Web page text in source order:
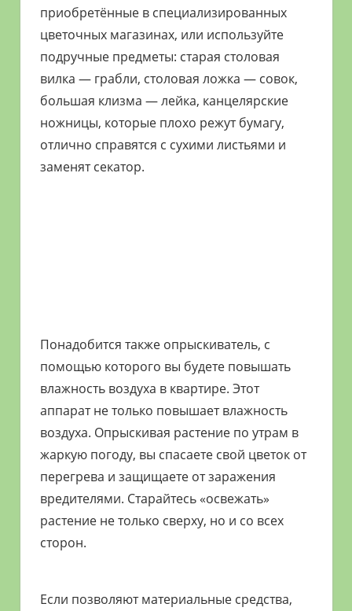
приобретённые в специализированных
цветочных магазинах, или используйте
подручные предметы: старая столовая
вилка — грабли, столовая ложка — совок,
большая клизма — лейка, канцелярские
ножницы, которые плохо режут бумагу,
отлично справятся с сухими листьями и
заменят секатор.
Понадобится также опрыскиватель, с
помощью которого вы будете повышать
влажность воздуха в квартире. Этот
аппарат не только повышает влажность
воздуха. Опрыскивая растение по утрам в
жаркую погоду, вы спасаете свой цветок от
перегрева и защищаете от заражения
вредителями. Старайтесь «освежать»
растение не только сверху, но и со всех
сторон.
Если позволяют материальные средства,